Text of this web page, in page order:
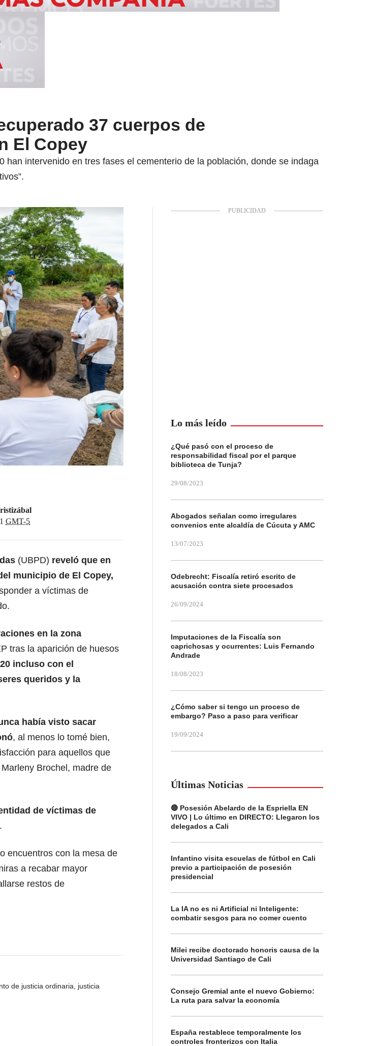
37 cuerpos de
El Copey
han intervenido en tres fases el cementerio de la población, donde se indaga
GMT-5
(UBPD) reveló que en
municipio de El Copey,
a víctimas de
en la zona
tras la aparición de huesos
incluso con el
queridos y la
había visto sacar
, al menos lo tomé bien,
para aquellos que
Brochel, madre de
de víctimas de
.
encuentros con la mesa de
a recabar mayor
restos de
de justicia ordinaria, justicia
Lo más leído
¿Qué pasó con el proceso de
responsabilidad fiscal por el parque
biblioteca de Tunja?
29/08/2023
Abogados señalan como irregulares
convenios ente alcaldía de Cúcuta y AMC
13/07/2023
Odebrecht: Fiscalía retiró escrito de
acusación contra siete procesados
26/09/2024
Imputaciones de la Fiscalía son
caprichosas y ocurrentes: Luis Fernando
Andrade
18/08/2023
¿Cómo saber si tengo un proceso de
embargo? Paso a paso para verificar
19/09/2024
Últimas Noticias
🔴 Posesión Abelardo de la Espriella EN
VIVO | Lo último en DIRECTO: Llegaron los
delegados a Cali
Infantino visita escuelas de fútbol en Cali
previo a participación de posesión
presidencial
La IA no es ni Artificial ni Inteligente:
combatir sesgos para no comer cuento
Milei recibe doctorado honoris causa de la
Universidad Santiago de Cali
Consejo Gremial ante el nuevo Gobierno:
La ruta para salvar la economía
España restablece temporalmente los
controles fronterizos con Italia